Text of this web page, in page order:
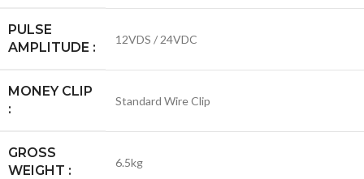
PULSE
AMPLITUDE :
12VDS / 24VDC
MONEY CLIP
:
Standard Wire Clip
GROSS
WEIGHT :
6.5kg